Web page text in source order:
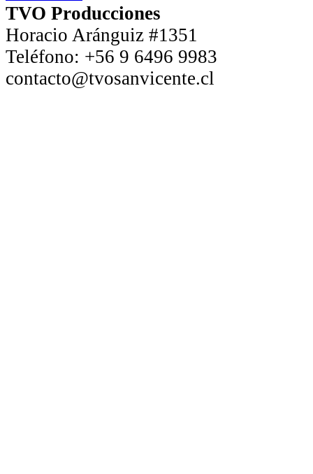
TVO Producciones
Horacio Aránguiz #1351
Teléfono: +56 9 6496 9983
contacto@tvosanvicente.cl